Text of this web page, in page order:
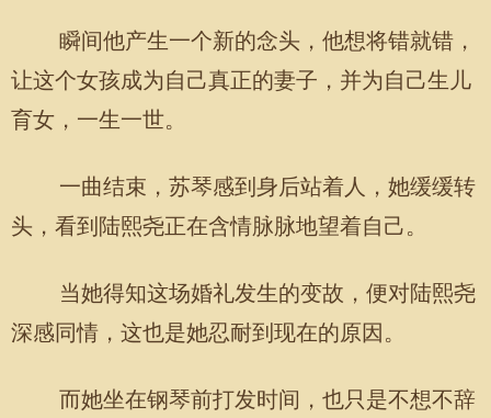
瞬间他产生一个新的念头，他想将错就错，
让这个女孩成为自己真正的妻子，并为自己生儿
育女，一生一世。
一曲结束，苏琴感到身后站着人，她缓缓转
头，看到陆熙尧正在含情脉脉地望着自己。
当她得知这场婚礼发生的变故，便对陆熙尧
深感同情，这也是她忍耐到现在的原因。
而她坐在钢琴前打发时间，也只是不想不辞